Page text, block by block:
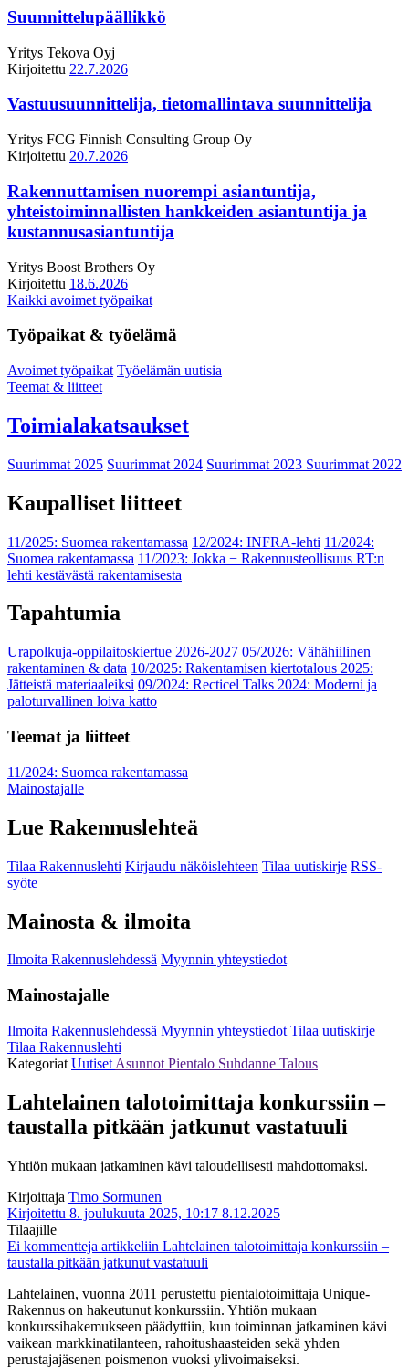
Suunnittelupäällikkö
Yritys Tekova Oyj
Kirjoitettu 22.7.2026
Vastuusuunnittelija, tietomallintava suunnittelija
Yritys FCG Finnish Consulting Group Oy
Kirjoitettu 20.7.2026
Rakennuttamisen nuorempi asiantuntija,
yhteistoiminnallisten hankkeiden asiantuntija ja
kustannusasiantuntija
Yritys Boost Brothers Oy
Kirjoitettu 18.6.2026
Kaikki avoimet työpaikat
Työpaikat & työelämä
Avoimet työpaikat Työelämän uutisia
Teemat & liitteet
Toimialakatsaukset
Suurimmat 2025 Suurimmat 2024 Suurimmat 2023 Suurimmat 2022
Kaupalliset liitteet
11/2025: Suomea rakentamassa 12/2024: INFRA-lehti 11/2024:
Suomea rakentamassa 11/2023: Jokka − Rakennusteollisuus RT:n
lehti kestävästä rakentamisesta
Tapahtumia
Urapolkuja-oppilaitoskiertue 2026-2027 05/2026: Vähähiilinen
rakentaminen & data 10/2025: Rakentamisen kiertotalous 2025:
Jätteistä materiaaleiksi 09/2024: Recticel Talks 2024: Moderni ja
paloturvallinen loiva katto
Teemat ja liitteet
11/2024: Suomea rakentamassa
Mainostajalle
Lue Rakennuslehteä
Tilaa Rakennuslehti Kirjaudu näköislehteen Tilaa uutiskirje RSS-
syöte
Mainosta & ilmoita
Ilmoita Rakennuslehdessä Myynnin yhteystiedot
Mainostajalle
Ilmoita Rakennuslehdessä Myynnin yhteystiedot Tilaa uutiskirje
Tilaa Rakennuslehti
Kategoriat Uutiset Asunnot Pientalo Suhdanne Talous
Lahtelainen talotoimittaja konkurssiin –
taustalla pitkään jatkunut vastatuuli
Yhtiön mukaan jatkaminen kävi taloudellisesti mahdottomaksi.
Kirjoittaja Timo Sormunen
Kirjoitettu 8. joulukuuta 2025, 10:17 8.12.2025
Tilaajille
Ei kommentteja artikkeliin Lahtelainen talotoimittaja konkurssiin –
taustalla pitkään jatkunut vastatuuli
Lahtelainen, vuonna 2011 perustettu pientalotoimittaja Unique-
Rakennus on hakeutunut konkurssiin. Yhtiön mukaan
konkurssihakemukseen päädyttiin, kun toiminnan jatkaminen kävi
vaikean markkinatilanteen, rahoitushaasteiden sekä yhden
perustajajäsenen poismenon vuoksi ylivoimaiseksi.